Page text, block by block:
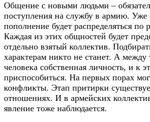
Общение с новыми людьми –
поступления на службу в армию. Уже
пополнение будет распределяться по
Каждая из этих общностей будет
отдельно взятый коллектив.
характерам никто не станет. А между
человека собственная личность, и к
приспособиться. На первых порах
конфликты. Этап притирки
отношениях. И в армейских
явление тоже наблюдается.